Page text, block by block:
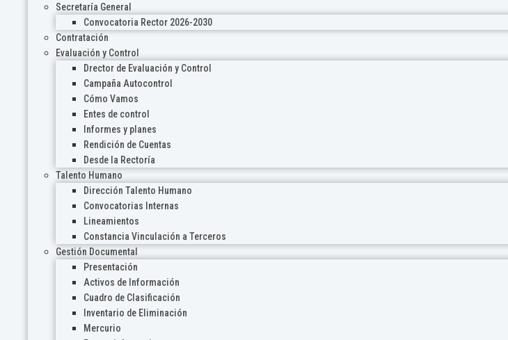
Secretaría General
Convocatoria Rector 2026-2030
Contratación
Evaluación y Control
Drector de Evaluación y Control
Campaña Autocontrol
Cómo Vamos
Entes de control
Informes y planes
Rendición de Cuentas
Desde la Rectoría
Talento Humano
Dirección Talento Humano
Convocatorias Internas
Lineamientos
Constancia Vinculación a Terceros
Gestión Documental
Presentación
Activos de Información
Cuadro de Clasificación
Inventario de Eliminación
Mercurio